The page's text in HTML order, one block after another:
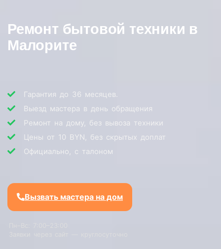
Ремонт бытовой техники в
Малорите
Гарантия до 36 месяцев.
Выезд мастера в день обращения
Ремонт на дому, без вывоза техники
Цены от 10 BYN, без скрытых доплат
Официально, с талоном
Вызвать мастера на дом